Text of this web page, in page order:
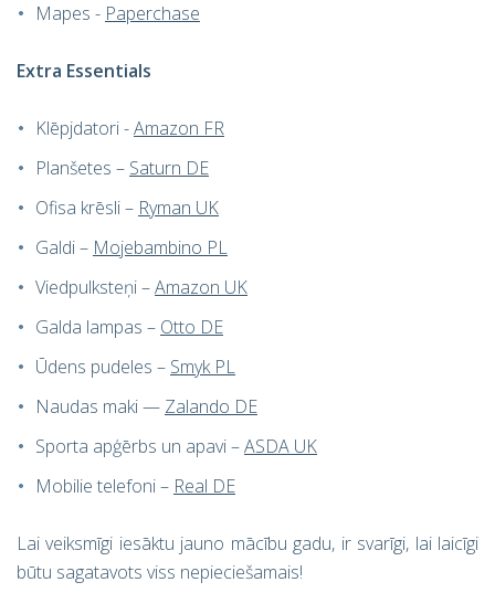
Mapes - Paperchase
Extra Essentials
Klēpjdatori -Amazon FR
Planšetes – Saturn DE
Ofisa krēsli – Ryman UK
Galdi – Mojebambino PL
Viedpulksteņi –Amazon UK
Galda lampas – Otto DE
Ūdens pudeles – Smyk PL
Naudas maki — Zalando DE
Sporta apģērbs un apavi –ASDA UK
Mobilie telefoni – Real DE
Lai veiksmīgi iesāktu jauno mācību gadu, ir svarīgi, lai laicīgi
būtu sagatavots viss nepieciešamais!